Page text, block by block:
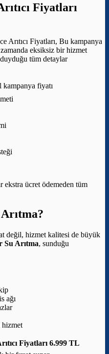
Fiyatları
Arıtıcı Fiyatları, Bu kampanya
eksiksiz bir hizmet
tüm detaylar
kampanya fiyatı
ekstra ücret ödemeden tüm
değil, hizmet kalitesi de büyük
Su Arıtma, sunduğu
ağı
hizmet
Fiyatları 6.999 TL